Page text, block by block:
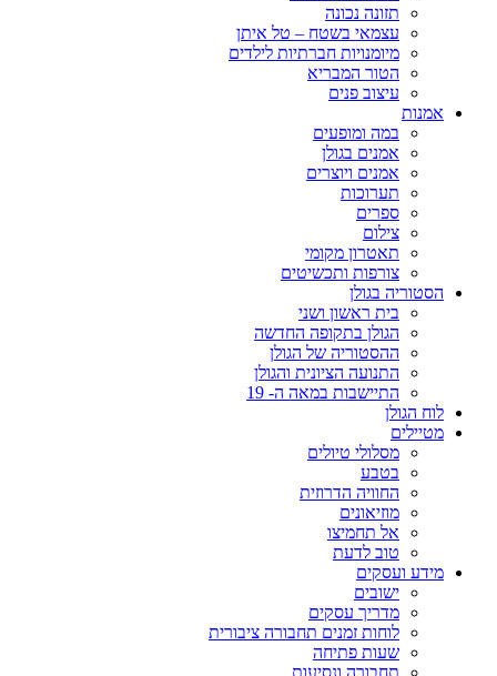
תזונה נכונה
עצמאי בשטח – טל איתן
מיומנויות חברתיות לילדים
הטור המבריא
עיצוב פנים
אמנות
במה ומופעים
אמנים בגולן
אמנים ויוצרים
תערוכות
ספרים
צילום
תאטרון מקומי
צורפות ותכשיטים
הסטוריה בגולן
בית ראשון ושני
הגולן בתקופה החדשה
ההסטוריה של הגולן
התנועה הציונית והגולן
התיישבות במאה ה- 19
לוח הגולן
מטיילים
מסלולי טיולים
בטבע
החוויה הדרוזית
מוזיאונים
אל תחמיצו
טוב לדעת
מידע ועסקים
ישובים
מדריך עסקים
לוחות זמנים תחבורה ציבורית
שעות פתיחה